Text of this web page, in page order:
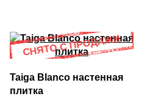
Taiga Blanco настенная
плитка